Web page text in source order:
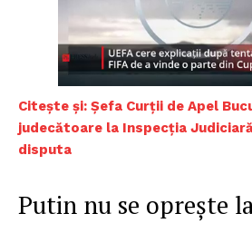
Citește și: Șefa Curții de Apel
judecătoare la Inspecția
disputa
Putin nu se oprește